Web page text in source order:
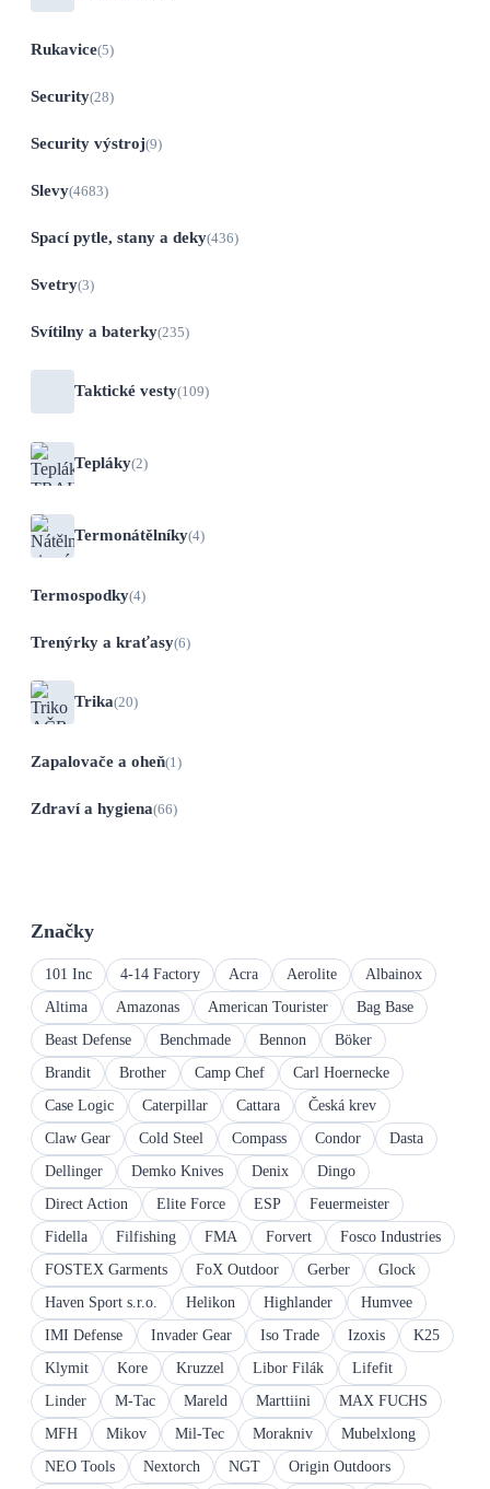
Rukavice(5)
Security(28)
Security výstroj(9)
Slevy(4683)
Spací pytle, stany a deky(436)
Svetry(3)
Svítilny a baterky(235)
Taktické vesty(109)
Tepláky(2)
Termonátělníky(4)
Termospodky(4)
Trenýrky a kraťasy(6)
Trika(20)
Zapalovače a oheň(1)
Zdraví a hygiena(66)
Značky
101 Inc 4-14 Factory Acra Aerolite
Albainox
Altima
Amazonas American Tourister
Bag Base
Beast Defense
Benchmade Bennon
Böker
Brandit
Brother Camp Chef
Carl Hoernecke
Case Logic
Caterpillar Cattara
Česká krev
Claw Gear
Cold Steel Compass Condor
Dasta
Dellinger
Demko Knives Denix
Dingo
Direct Action
Elite Force ESP
Feuermeister
Fidella
Filfishing FMA Forvert
Fosco Industries
FOSTEX Garments
FoX Outdoor Gerber
Glock
Haven Sport s.r.o.
Helikon Highlander
Humvee
IMI Defense
Invader Gear Iso Trade Izoxis
K25
Klymit
Kore Kruzzel Libor Filák
Lifefit
Linder
M-Tac Mareld Marttiini
MAX FUCHS
MFH
Mikov Mil-Tec Morakniv
Mubelxlong
NEO Tools
Nextorch NGT Origin Outdoors